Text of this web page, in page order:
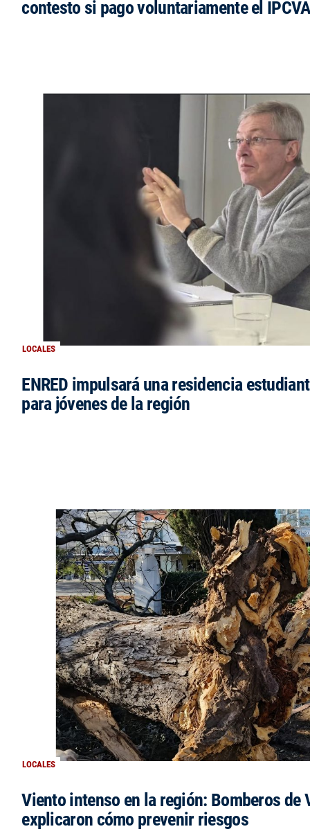
contesto si pago voluntariamente el
LOCALES
ENRED impulsará una residencia
para jóvenes de la región
LOCALES
Viento intenso en la región: Bomberos de
explicaron cómo prevenir riesgos